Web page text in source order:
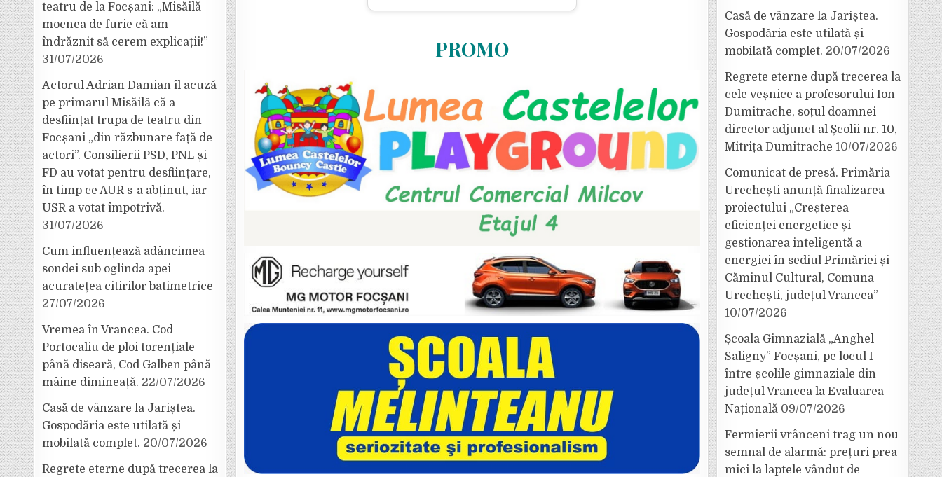
PROMO
teatru de la Focșani: „Misăilă
mocnea de furie că am
îndrăznit să cerem explicații!”
31/07/2026
Actorul Adrian Damian îl acuză
pe primarul Misăilă că a
desființat trupa de teatru din
Focșani „din răzbunare față de
actori”. Consilierii PSD, PNL și
FD au votat pentru desființare,
în timp ce AUR s-a abținut, iar
USR a votat împotrivă.
31/07/2026
Cum influențează adâncimea
sondei sub oglinda apei
acuratețea citirilor batimetrice
27/07/2026
Vremea în Vrancea. Cod
Portocaliu de ploi torențiale
până diseară, Cod Galben până
mâine dimineață. 22/07/2026
Casă de vânzare la Jariștea.
Gospodăria este utilată și
mobilată complet. 20/07/2026
Regrete eterne după trecerea la
Casă de vânzare la Jariștea.
Gospodăria este utilată și
mobilată complet. 20/07/2026
Regrete eterne după trecerea la
cele veșnice a profesorului Ion
Dumitrache, soțul doamnei
director adjunct al Școlii nr. 10,
Mitrița Dumitrache 10/07/2026
Comunicat de presă. Primăria
Urechești anunță finalizarea
proiectului „Creșterea
eficienței energetice și
gestionarea inteligentă a
energiei în sediul Primăriei și
Căminul Cultural, Comuna
Urechești, județul Vrancea”
10/07/2026
Școala Gimnazială „Anghel
Saligny” Focșani, pe locul I
între școlile gimnaziale din
județul Vrancea la Evaluarea
Națională 09/07/2026
Fermierii vrânceni trag un nou
semnal de alarmă: prețuri prea
mici la laptele vândut de